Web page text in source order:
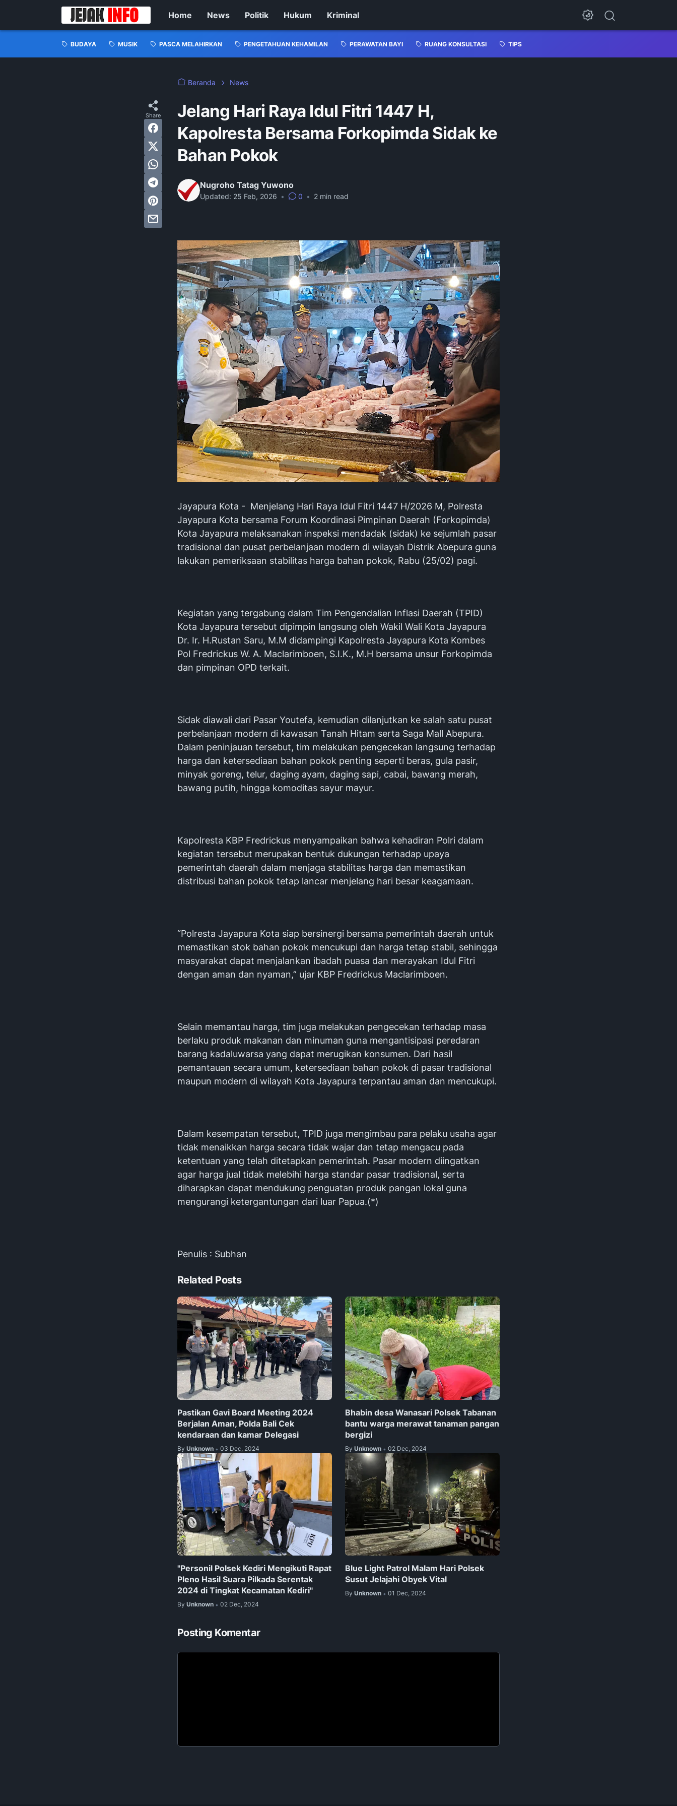
Home News Politik Hukum Kriminal
BUDAYA MUSIK PASCA MELAHIRKAN PENGETAHUAN KEHAMILAN PERAWATAN BAYI RUANG KONSULTASI TIPS
Beranda News
‎Jelang Hari Raya Idul Fitri 1447 H,
Kapolresta Bersama Forkopimda Sidak ke
Bahan Pokok
Nugroho Tatag Yuwono
Updated: 25 Feb, 2026 • 0 • 2 min read
Jayapura Kota - Menjelang Hari Raya Idul Fitri 1447 H/2026 M, Polresta
Jayapura Kota bersama Forum Koordinasi Pimpinan Daerah (Forkopimda)
Kota Jayapura melaksanakan inspeksi mendadak (sidak) ke sejumlah pasar
tradisional dan pusat perbelanjaan modern di wilayah Distrik Abepura guna
lakukan pemeriksaan stabilitas harga bahan pokok, Rabu (25/02) pagi.
‎Kegiatan yang tergabung dalam Tim Pengendalian Inflasi Daerah (TPID)
Kota Jayapura tersebut dipimpin langsung oleh Wakil Wali Kota Jayapura
Dr. Ir. H.Rustan Saru, M.M didampingi Kapolresta Jayapura Kota Kombes
Pol Fredrickus W. A. Maclarimboen, S.I.K., M.H bersama unsur Forkopimda
dan pimpinan OPD terkait.
‎Sidak diawali dari Pasar Youtefa, kemudian dilanjutkan ke salah satu pusat
perbelanjaan modern di kawasan Tanah Hitam serta Saga Mall Abepura.
Dalam peninjauan tersebut, tim melakukan pengecekan langsung terhadap
harga dan ketersediaan bahan pokok penting seperti beras, gula pasir,
minyak goreng, telur, daging ayam, daging sapi, cabai, bawang merah,
bawang putih, hingga komoditas sayur mayur.
‎Kapolresta KBP Fredrickus menyampaikan bahwa kehadiran Polri dalam
kegiatan tersebut merupakan bentuk dukungan terhadap upaya
pemerintah daerah dalam menjaga stabilitas harga dan memastikan
distribusi bahan pokok tetap lancar menjelang hari besar keagamaan.
‎“Polresta Jayapura Kota siap bersinergi bersama pemerintah daerah untuk
memastikan stok bahan pokok mencukupi dan harga tetap stabil, sehingga
masyarakat dapat menjalankan ibadah puasa dan merayakan Idul Fitri
dengan aman dan nyaman,” ujar KBP Fredrickus Maclarimboen.
‎Selain memantau harga, tim juga melakukan pengecekan terhadap masa
berlaku produk makanan dan minuman guna mengantisipasi peredaran
barang kadaluwarsa yang dapat merugikan konsumen. Dari hasil
pemantauan secara umum, ketersediaan bahan pokok di pasar tradisional
maupun modern di wilayah Kota Jayapura terpantau aman dan mencukupi.
‎Dalam kesempatan tersebut, TPID juga mengimbau para pelaku usaha agar
tidak menaikkan harga secara tidak wajar dan tetap mengacu pada
ketentuan yang telah ditetapkan pemerintah. Pasar modern diingatkan
agar harga jual tidak melebihi harga standar pasar tradisional, serta
diharapkan dapat mendukung penguatan produk pangan lokal guna
mengurangi ketergantungan dari luar Papua.(*)
‎Penulis : Subhan
Related Posts
Pastikan Gavi Board Meeting 2024
Berjalan Aman, Polda Bali Cek
kendaraan dan kamar Delegasi
By Unknown • 03 Dec, 2024
Bhabin desa Wanasari Polsek Tabanan
bantu warga merawat tanaman pangan
bergizi
By Unknown • 02 Dec, 2024
"Personil Polsek Kediri Mengikuti Rapat
Pleno Hasil Suara Pilkada Serentak
2024 di Tingkat Kecamatan Kediri"
By Unknown • 02 Dec, 2024
Blue Light Patrol Malam Hari Polsek
Susut Jelajahi Obyek Vital
By Unknown • 01 Dec, 2024
Posting Komentar